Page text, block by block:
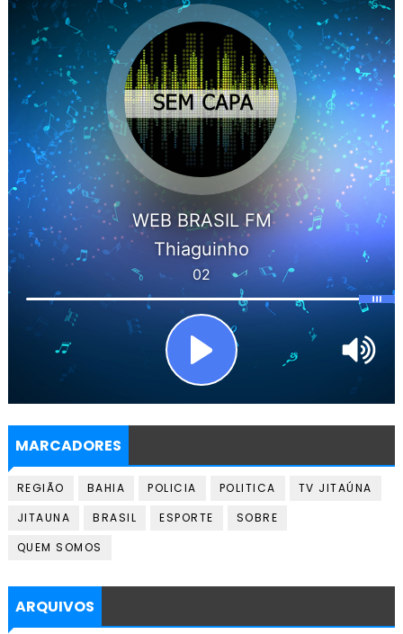
MARCADORES
REGIÃO BAHIA POLICIA POLITICA
TV JITAÚNA
JITAUNA
BRASIL ESPORTE
SOBRE
QUEM SOMOS
ARQUIVOS